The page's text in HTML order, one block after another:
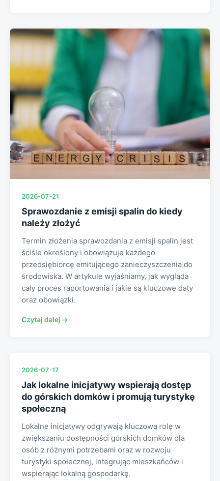
2026-07-21
Sprawozdanie z emisji spalin do kiedy
należy złożyć
Termin złożenia sprawozdania z emisji spalin jest
ściśle określony i obowiązuje każdego
przedsiębiorcę emitującego zanieczyszczenia do
środowiska. W artykule wyjaśniamy, jak wygląda
cały proces raportowania i jakie są kluczowe daty
oraz obowiązki.
Czytaj dalej →
2026-07-17
Jak lokalne inicjatywy wspierają dostęp
do górskich domków i promują turystykę
społeczną
Lokalne inicjatywy odgrywają kluczową rolę w
zwiększaniu dostępności górskich domków dla
osób z różnymi potrzebami oraz w rozwoju
turystyki społecznej, integrując mieszkańców i
wspierając lokalną gospodarkę.